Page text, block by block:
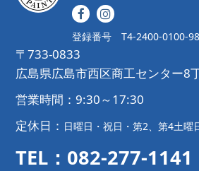
登録番号 T4-2400-0100-
〒733-0833
広島県広島市西区商工センター8
営業時間：9:30～17:30
定休日： 日曜日・祝日・第2、第4土曜
TEL：082-277-1141